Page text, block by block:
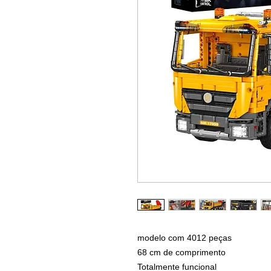
modelo com 4012 peças
68 cm de comprimento
Totalmente funcional